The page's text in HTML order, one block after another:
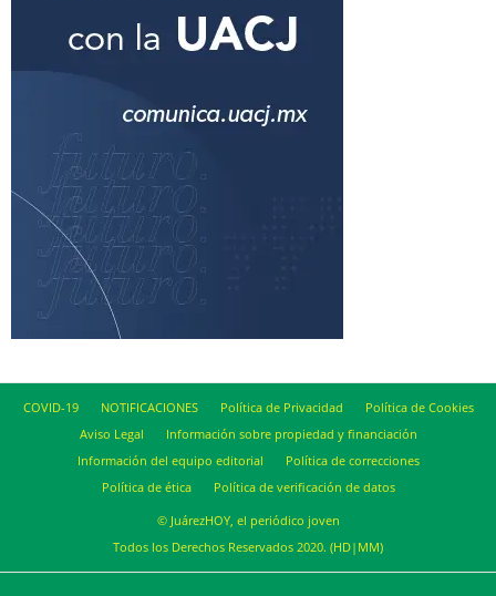
COVID-19 NOTIFICACIONES Política de Privacidad
Política de Cookies
Aviso Legal
Información sobre propiedad y financiación
Información del equipo editorial
Política de correcciones
Política de ética
Política de verificación de datos
© JuárezHOY, el periódico joven
Todos los Derechos Reservados 2020. (HD|MM)